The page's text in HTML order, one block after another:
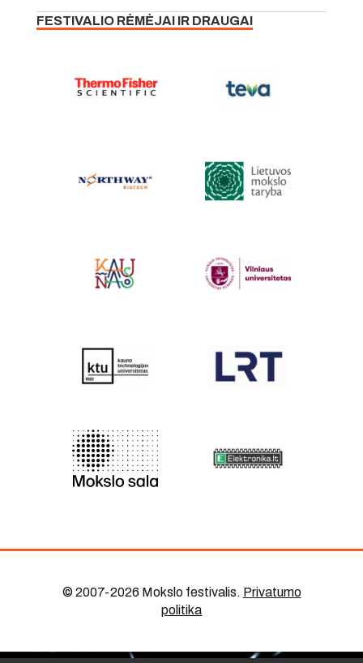
FESTIVALIO RĖMĖJAI IR DRAUGAI
© 2007-2026 Mokslo festivalis. Privatumo
politika